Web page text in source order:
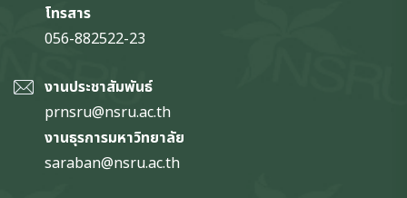
โทรสาร
056-882522-23
งานประชาสัมพันธ์
prnsru@nsru.ac.th
งานธุรการมหาวิทยาลัย
saraban@nsru.ac.th